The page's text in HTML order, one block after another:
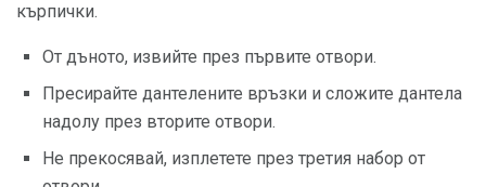
кърпички.
От дъното, извийте през първите отвори.
Пресирайте дантелените връзки и сложите дантела
надолу през вторите отвори.
Не прекосявай, изплетете през третия набор от